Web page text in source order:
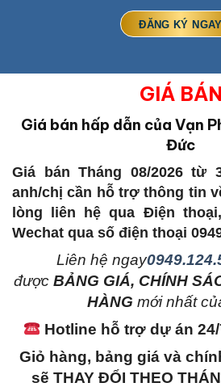
GIÁ BÁN
Giá bán hấp dẫn của Vạn
Đức
Giá bán Tháng 08/2026 từ
anh/chị cần hỗ trợ thông tin
lòng liên hệ qua Điện
Wechat qua số điện thoại
Liên hệ ngay
được BẢNG GIÁ, CHÍNH
HÀNG mới nhất
Hotline hỗ trợ dự án
Giỏ hàng, bảng giá và
sẽ THAY ĐỔI THEO